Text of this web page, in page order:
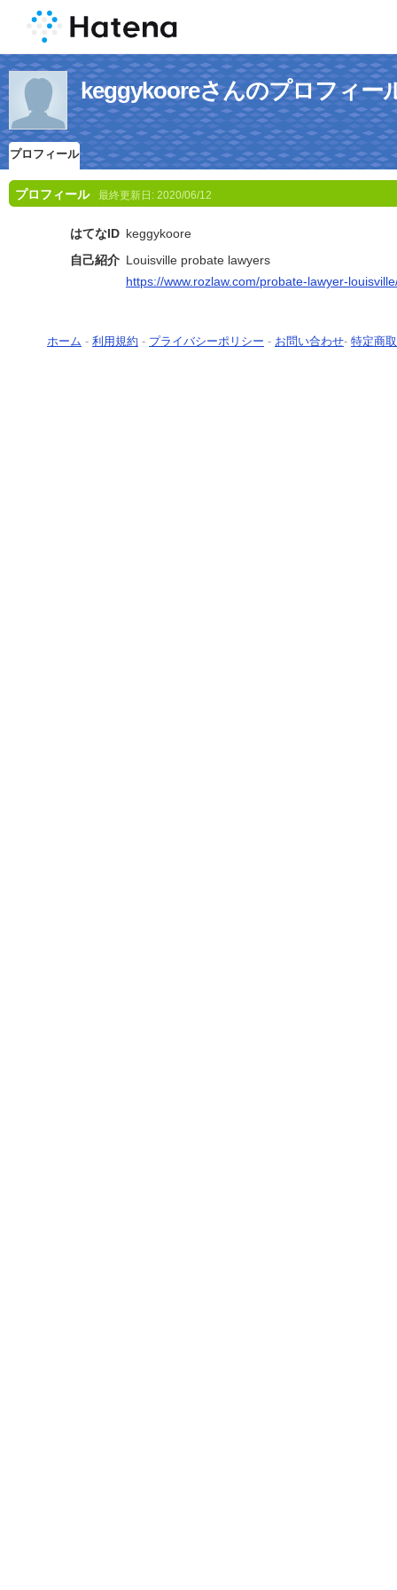
keggykooreさんのプロフィー
プロフィール
プロフィール 最終更新日: 2020/06/12
はてなID keggykoore
自己紹介 Louisville probate lawyers
https://www.rozlaw.com/probate-lawyer-
ホーム - 利用規約 - プライバシーポリシー - お問い合わせ- 特定商